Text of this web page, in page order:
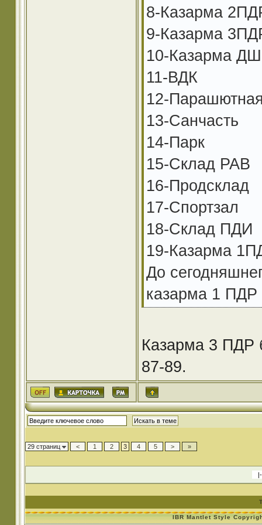
8-Казарма
9-Казарма
10-Казарма
11-ВДК
12-
13-Санчасть
14-Парк
15-Склад РАВ
16-Продсклад
17-Спортзал
18-Склад ПДИ
19-Казарма
До
казарма 1 ПДР
Казарма 3 ПДР
87-89.
29 страниц < 1 2 3 4 5 > »
IBR Mantlet Style